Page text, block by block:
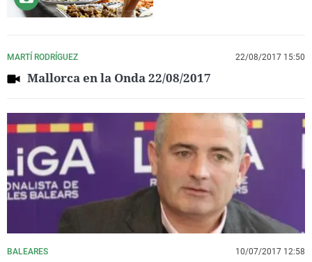
MARTÍ RODRÍGUEZ 22/08/2017 15:50
Mallorca en la Onda 22/08/2017
BALEARES 10/07/2017 12:58